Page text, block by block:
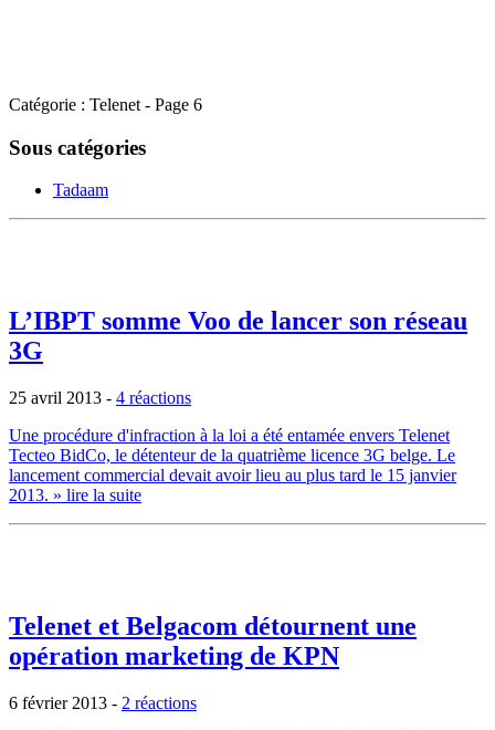
Catégorie : Telenet - Page 6
Sous catégories
Tadaam
L’IBPT somme Voo de lancer son réseau
3G
25 avril 2013 - 4 réactions
Une procédure d'infraction à la loi a été entamée envers Telenet
Tecteo BidCo, le détenteur de la quatrième licence 3G belge. Le
lancement commercial devait avoir lieu au plus tard le 15 janvier
2013. » lire la suite
Telenet et Belgacom détournent une
opération marketing de KPN
6 février 2013 - 2 réactions